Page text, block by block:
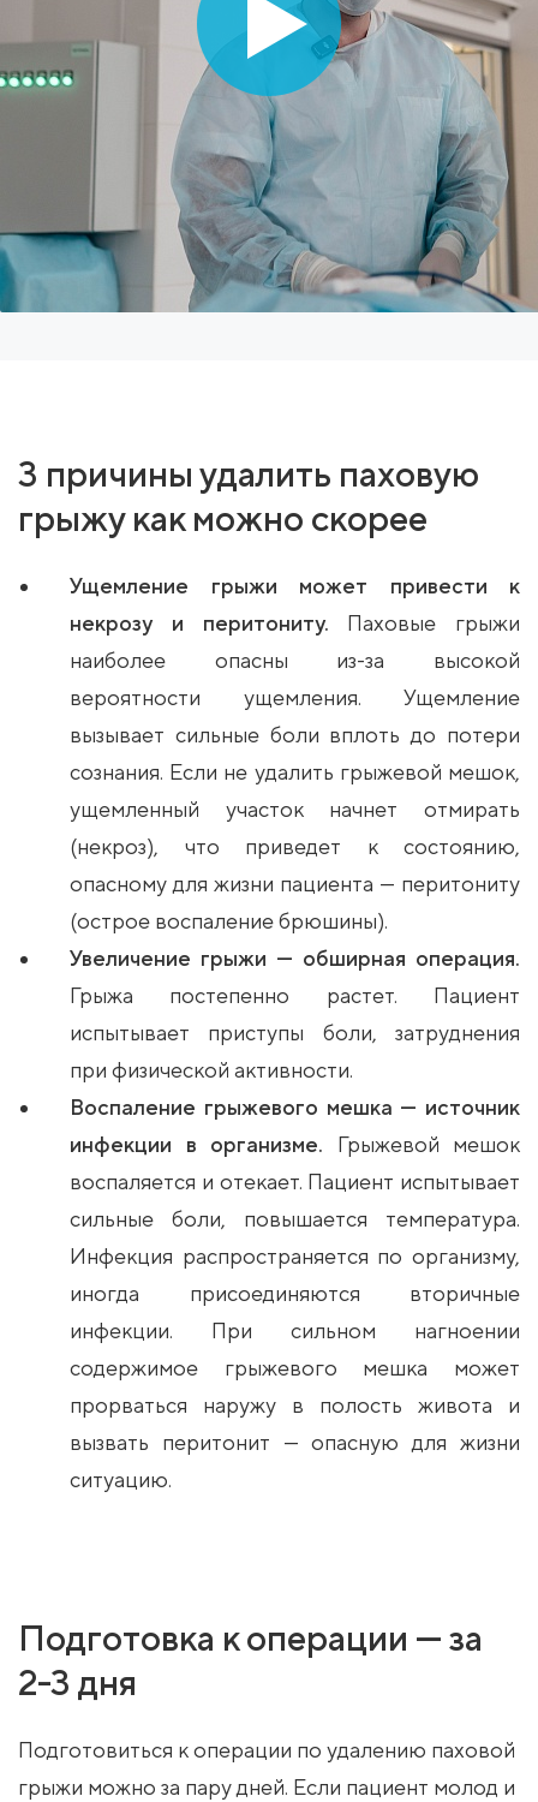
3 причины удалить паховую
грыжу как можно скорее
Ущемление грыжи может привести к
некрозу и перитониту. Паховые грыжи
наиболее опасны из-за высокой
вероятности ущемления. Ущемление
вызывает сильные боли вплоть до потери
сознания. Если не удалить грыжевой мешок,
ущемленный участок начнет отмирать
(некроз), что приведет к состоянию,
опасному для жизни пациента — перитониту
(острое воспаление брюшины).
Увеличение грыжи — обширная операция.
Грыжа постепенно растет. Пациент
испытывает приступы боли, затруднения
при физической активности.
Воспаление грыжевого мешка — источник
инфекции в организме. Грыжевой мешок
воспаляется и отекает. Пациент испытывает
сильные боли, повышается температура.
Инфекция распространяется по организму,
иногда присоединяются вторичные
инфекции. При сильном нагноении
содержимое грыжевого мешка может
прорваться наружу в полость живота и
вызвать перитонит — опасную для жизни
ситуацию.
Подготовка к операции — за
2-3 дня
Подготовиться к операции по удалению паховой
грыжи можно за пару дней. Если пациент молод и